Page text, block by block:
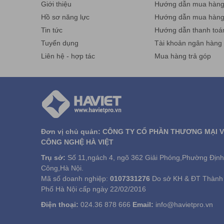
Lối sống hiện đại với nhiều điều ảnh hướng đến sức
cân bằng. Tinh dầu giúp truyền cảm hứng, năng
chất chống oxy hóa mạnh mẽ, dưỡng chất có trong
trong thời gian dài.
tinh dầu Gừng,…
Mọi chi tiết xin liên hệ:
CÔNG TY CỔ PHẦN THƯƠNG MẠI VÀ CÔNG NGHỆ
Trụ sở: Số 11, ngách 4, ngõ 362 ,Giải Phóng, P. Thịnh
Cơ sở HN: số 26 , ngõ 181 Trường Chinh, P. Khương
Điện thoại: 024.36 878 666 Fax:024.322 168 55
Cơ sở HCM: số 61/7 Bình Giã, phường 13, quận Tân
Điện thoại: 028 38 130 866 Fax: 024.322 168 55
Email:info@havietpro.vn- Website:www.havietpro.vn
Giới thiệu
Hồ sơ năng lực
Tin tức
Tuyển dụng
Liên hệ - hợp tác
Hướng dẫn mua
Hướng dẫn mua hàng
Hướng dẫn thanh
Tài khoản ngân hàng
Mua hàng trả góp
Đơn vị chủ quản: CÔNG TY CỔ PHẦN THƯƠNG MẠI
CÔNG NGHỆ HÀ VIỆT
Trụ sở: Số 11,ngách 4, ngõ 362 Giải Phóng,Phường Định
Công,Hà Nội.
Mã số doanh nghiệp: 0107331276 Do sở KH & ĐT Thành
Phố Hà Nội cấp ngày 22/02/2016
Điện thoại: 024.36 878 666 Email: info@havietpro.vn